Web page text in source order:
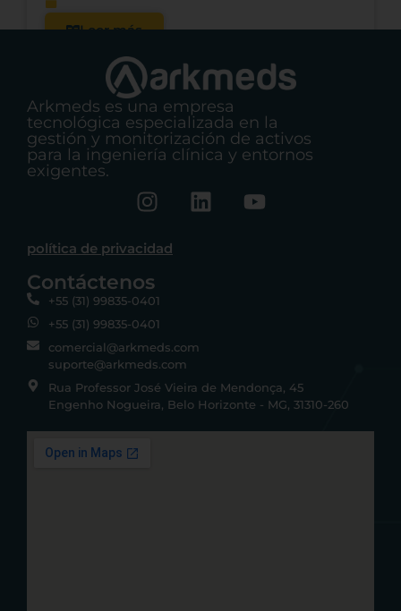
Leer más
Arkmeds es una empresa
tecnológica especializada en la
gestión y monitorización de activos
para la ingeniería clínica y entornos
exigentes.
política de privacidad
Contáctenos
+55 (31) 99835-0401
+55 (31) 99835-0401
comercial@arkmeds.com
suporte@arkmeds.com
Rua Professor José Vieira de Mendonça, 45
Engenho Nogueira, Belo Horizonte - MG, 31310-260